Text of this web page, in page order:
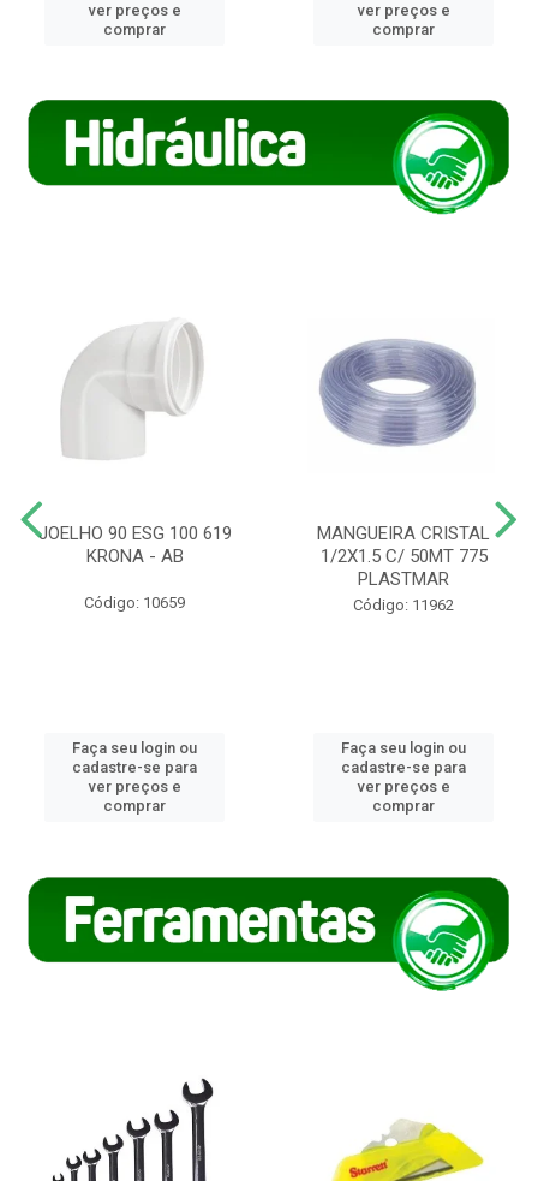
ver preços e
comprar
ver preços e
comprar
JOELHO 90 ESG 100 619
KRONA - AB
Código: 10659
Faça seu login ou
cadastre-se para
ver preços e
comprar
MANGUEIRA CRISTAL
1/2X1.5 C/ 50MT 775
PLASTMAR
Código: 11962
Faça seu login ou
cadastre-se para
ver preços e
comprar